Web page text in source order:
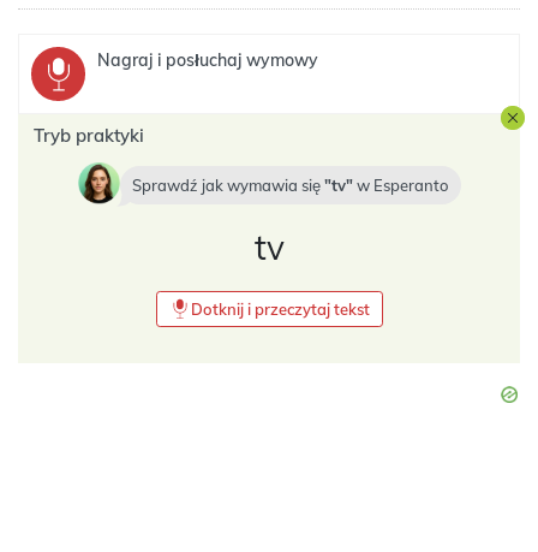
Nagraj i posłuchaj wymowy
Tryb praktyki
Sprawdź jak wymawia się tv w Esperanto
tv
Dotknij i przeczytaj tekst